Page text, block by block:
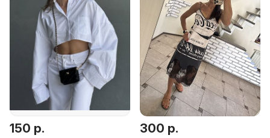
150 р. 300 р.